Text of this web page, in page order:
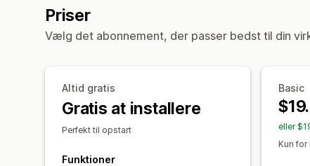
Priser
Vælg det abonnement, der passer bedst til din
Altid gratis
Gratis at installere
Perfekt til opstart
Funktioner
Basic
eller
Kun